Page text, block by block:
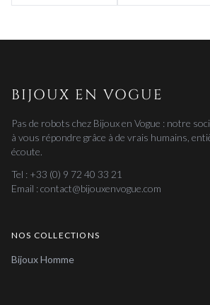
BIJOUX EN VOGUE
Pas de robots chez Bijoux en Vogue : notre
à vous répondre grâce à de vrais humains,
écoute.
Tel : +33 (0) 9 72 40 33 21
Email : contact@bijouxenvogue.com
NOS COLLECTIONS
Bijoux Homme